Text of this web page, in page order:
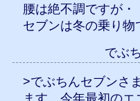
腰は絶不調ですが・
セブンは冬の乗り物
でぶ
>でぶちんセブンさ
ます。今年最初の